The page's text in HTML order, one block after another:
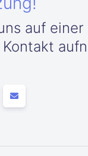
auf